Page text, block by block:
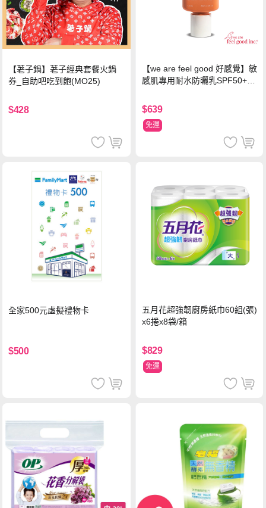
【荖子鍋】荖子經典套餐火鍋
券_自助吧吃到飽(MO25)
$428
【we are feel good 好感覺】敏
感肌專用耐水防曬乳SPF50+ 7
$639
免運
全家500元虛擬禮物卡
$500
五月花超強韌廚房紙巾60組(張)
x6捲x8袋/箱
$829
免運